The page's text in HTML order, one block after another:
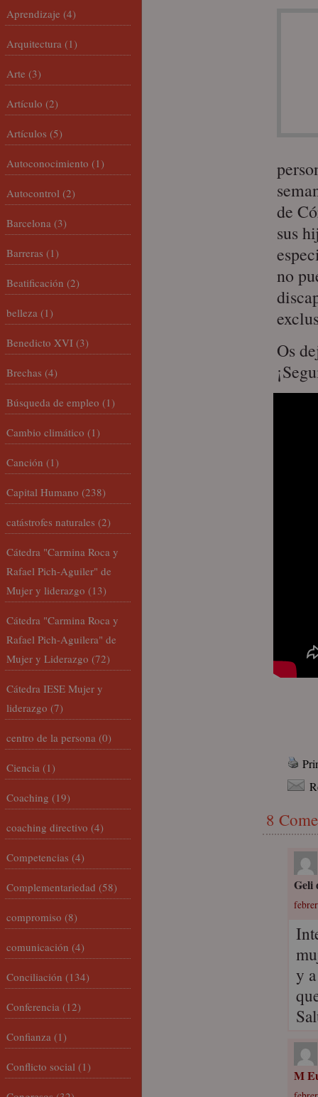
de
sus
no
Os
8
Geli
y
M
Aprendizaje (4)
Arquitectura (1)
Arte (3)
Artículo (2)
Artículos (5)
Autoconocimiento (1)
Autocontrol (2)
Barcelona (3)
Barreras (1)
Beatificación (2)
belleza (1)
Benedicto XVI (3)
Brechas (4)
Búsqueda de empleo (1)
Cambio climático (1)
Canción (1)
Capital Humano (238)
catástrofes naturales (2)
Cátedra "Carmina Roca y
Rafael Pich-Aguiler" de
Mujer y liderazgo (13)
Cátedra "Carmina Roca y
Rafael Pich-Aguilera" de
Mujer y Liderazgo (72)
Cátedra IESE Mujer y
liderazgo (7)
centro de la persona (0)
Ciencia (1)
Coaching (19)
coaching directivo (4)
Competencias (4)
Complementariedad (58)
compromiso (8)
comunicación (4)
Conciliación (134)
Conferencia (12)
Confianza (1)
Conflicto social (1)